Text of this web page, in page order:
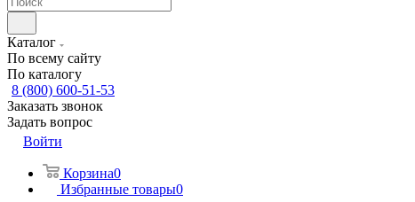
Каталог
По всему сайту
По каталогу
8 (800) 600-51-53
Заказать звонок
Задать вопрос
Войти
Корзина0
Избранные товары0